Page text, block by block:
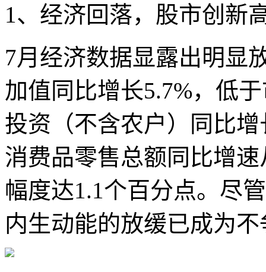
1、经济回落，股市创新
7月经济数据显露出明显
加值同比增长5.7%，低
投资（不含农户）同比
消费品零售总额同比增
幅度达1.1个百分点。尽
内生动能的放缓已成为